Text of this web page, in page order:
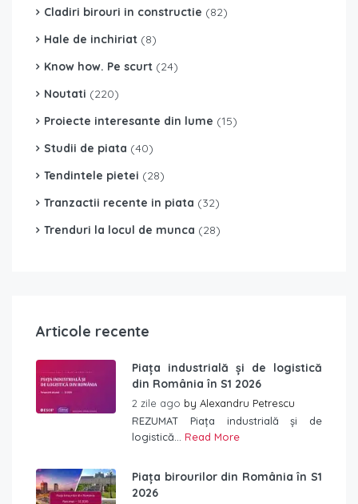
Cladiri birouri in constructie (82)
Hale de inchiriat (8)
Know how. Pe scurt (24)
Noutati (220)
Proiecte interesante din lume (15)
Studii de piata (40)
Tendintele pietei (28)
Tranzactii recente in piata (32)
Trenduri la locul de munca (28)
Articole recente
Piața industrială și de logistică
din România în S1 2026
2 zile ago by Alexandru Petrescu
REZUMAT Piața industrială și de
logistică... Read More
Piața birourilor din România în S1
2026